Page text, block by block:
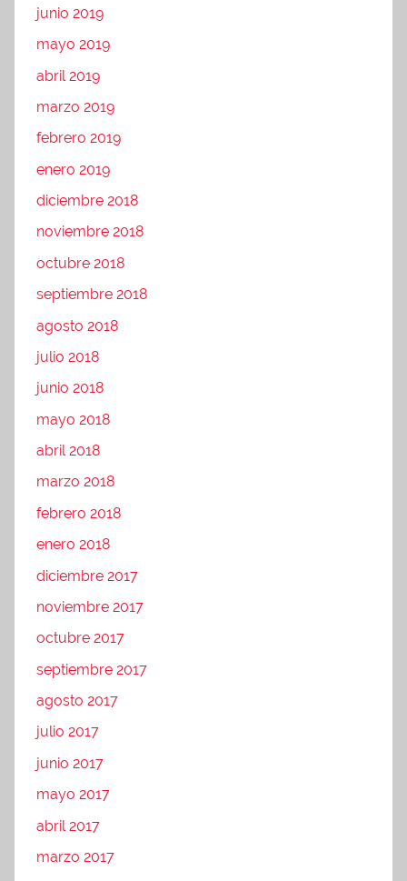
junio 2019
mayo 2019
abril 2019
marzo 2019
febrero 2019
enero 2019
diciembre 2018
noviembre 2018
octubre 2018
septiembre 2018
agosto 2018
julio 2018
junio 2018
mayo 2018
abril 2018
marzo 2018
febrero 2018
enero 2018
diciembre 2017
noviembre 2017
octubre 2017
septiembre 2017
agosto 2017
julio 2017
junio 2017
mayo 2017
abril 2017
marzo 2017